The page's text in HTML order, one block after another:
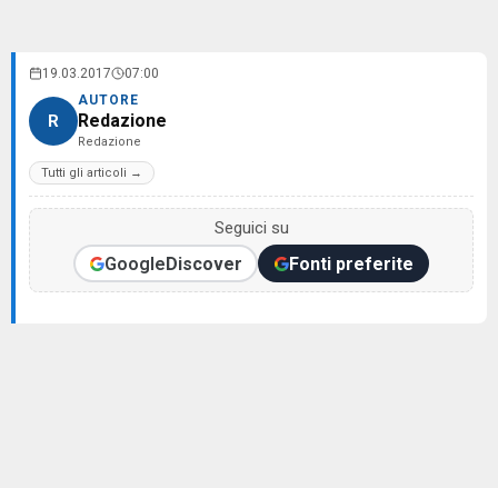
19.03.2017 07:00
R
AUTORE
Redazione
Redazione
Tutti gli articoli →
Seguici su
GoogleDiscover Fonti preferite